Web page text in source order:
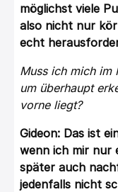
möglichst viele
also nicht nur
echt
Muss ich mich im
um überhaupt
vorne liegt?
Gideon: Das ist
wenn ich mir nur
später auch
jedenfalls nicht